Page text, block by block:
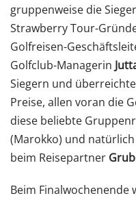
gruppenweise die
Strawberry Tour-
Golfreisen-
Golfclub-Managerin
Siegern und
Preise, allen voran die
diese beliebte
(Marokko) und
beim Reisepartner
Beim Finalwochenende